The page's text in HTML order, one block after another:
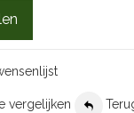
vergelijken